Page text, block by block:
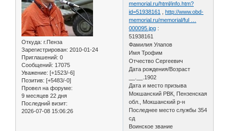
Откуда: г.Пенза
Зарегистрирован: 2010-01-24
Приглашений: 0
Сообщений: 17075
Уважение: [+1523/-6]
Позитив: [+5483/-0]
Провел на форуме:
9 месяцев 22 дня
Последний визит:
2026-07-08 15:06:26
memorial.ru/html/info.htm?
id=51938161
http://www.obd-
memorial.ru/memorial/ful …
000095.jpg :
51938161
Фамилия Улапов
Имя Трофим
Отчество Сергеевич
Дата рождения/Возраст
__.__.1902
Дата и место призыва
Мокшанский РВК, Пензенская
обл., Мокшанский р-н
Последнее место службы 354
сд
Воинское звание